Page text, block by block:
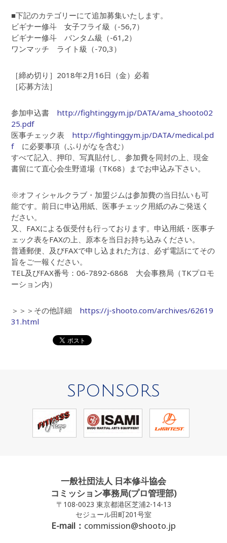
■下記のカテゴリーにて追加募集いたします。
ビギナー修斗 女子フライ級（-56,7）
ビギナー修斗 バンタム級（-61,2）
ワンマッチ ライト級（-70,3）
［締め切り］2018年2月16日（金）必着
［応募方法］
参加申込書 http://fightinggym.jp/DATA/ama_shooto02
25.pdf
医事チェック表 http://fightinggym.jp/DATA/medical.pd
f に必要事項（ふりがなを含む）
すべて記入、押印、写真貼付し、参加費を同封の上、現金
書留にて直心会生野道場（TK68）までお申込み下さい。
※オフィシャルクラブ・加盟ジムは参加費の当日払いも可
能です。前日に申込用紙、医事チェック用紙のみご発送く
ださい。
又、FAXによる仮受付も行っております。申込用紙・医事チ
ェック表をFAXの上、原本を当日お持ち込みください。
普通郵便、及びFAXで申し込まれた方は、必ず電話にてその
旨をご一報ください。
TEL及びFAX番号：06-7892-6868 大会事務局（TKプロモ
ーション内）
＞＞＞その他詳細 https://j-shooto.com/archives/62619
31.html
SPONSORS
一般社団法人 日本修斗協会
コミッション事務局(プロ管理部)
〒108-0023 東京都港区芝浦2-14-13
セジュール田町201号室
E-mail： commission@shooto.jp